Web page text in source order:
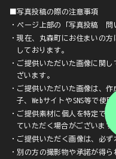
■写真投稿の際の注意事項
・ページ上部の「写真投稿 問
・現在、丸森町にお住まいの
しております。
・ご提供いただいた画像に関
ざいます。
・ご提供いただいた画像は、
子、WebサイトやSNS等で使
・ご提供素材に個人を特定で
ていただく場合がございます
・ご提供いただく画像は、必
・別の方の撮影物や承諾が得